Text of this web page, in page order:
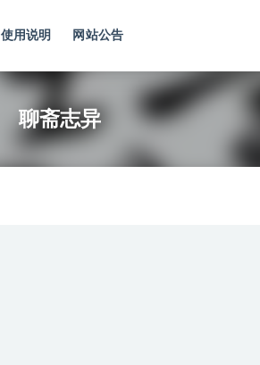
使用说明 网站公告
聊斋志异